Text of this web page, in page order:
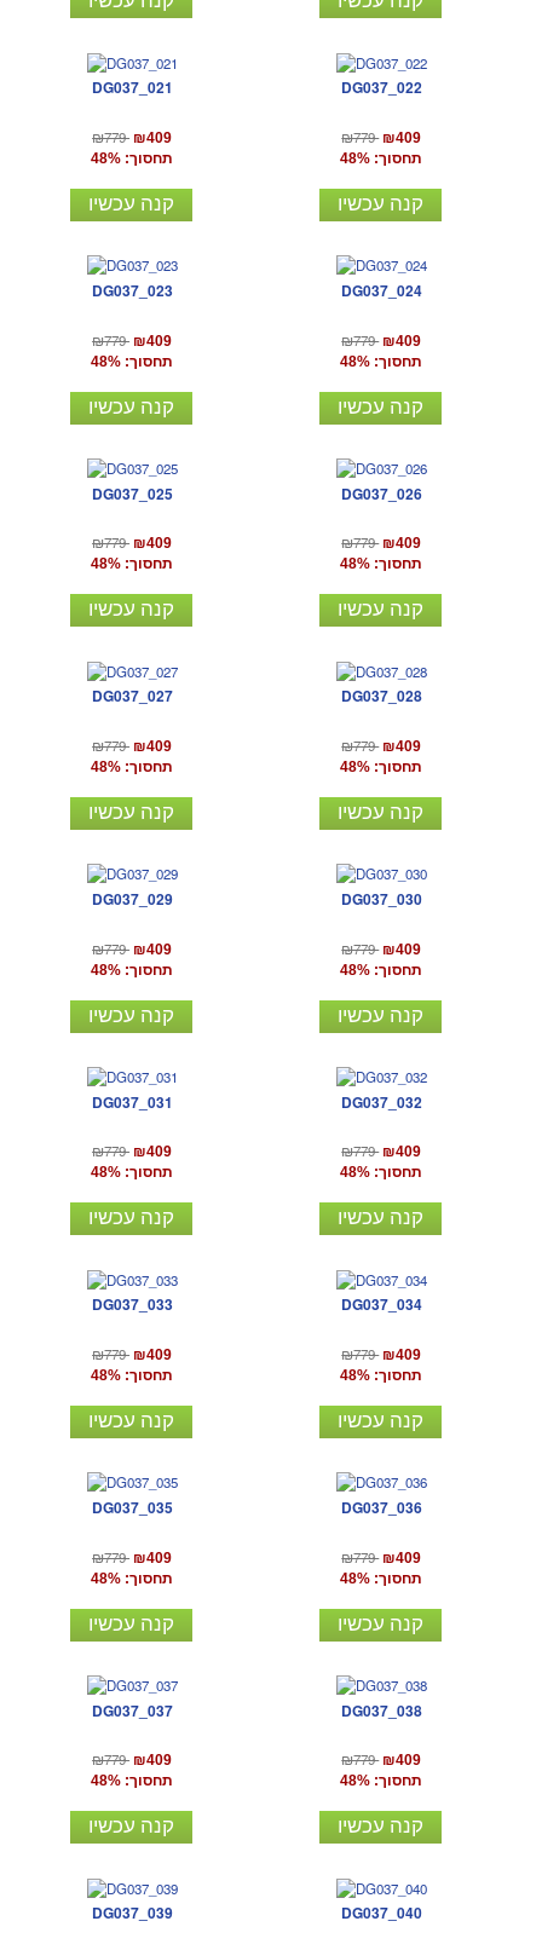
DG037_021
₪779 ₪409
תחסוך: 48%
קנה עכשיו
DG037_022
₪779 ₪409
תחסוך: 48%
קנה עכשיו
DG037_023
₪779 ₪409
תחסוך: 48%
קנה עכשיו
DG037_024
₪779 ₪409
תחסוך: 48%
קנה עכשיו
DG037_025
₪779 ₪409
תחסוך: 48%
קנה עכשיו
DG037_026
₪779 ₪409
תחסוך: 48%
קנה עכשיו
DG037_027
₪779 ₪409
תחסוך: 48%
קנה עכשיו
DG037_028
₪779 ₪409
תחסוך: 48%
קנה עכשיו
DG037_029
₪779 ₪409
תחסוך: 48%
קנה עכשיו
DG037_030
₪779 ₪409
תחסוך: 48%
קנה עכשיו
DG037_031
₪779 ₪409
תחסוך: 48%
קנה עכשיו
DG037_032
₪779 ₪409
תחסוך: 48%
קנה עכשיו
DG037_033
₪779 ₪409
תחסוך: 48%
קנה עכשיו
DG037_034
₪779 ₪409
תחסוך: 48%
קנה עכשיו
DG037_035
₪779 ₪409
תחסוך: 48%
קנה עכשיו
DG037_036
₪779 ₪409
תחסוך: 48%
קנה עכשיו
DG037_037
₪779 ₪409
תחסוך: 48%
קנה עכשיו
DG037_038
₪779 ₪409
תחסוך: 48%
קנה עכשיו
DG037_039 DG037_040